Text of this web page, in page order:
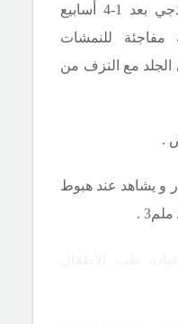
يتظاهر الأطفال بشكل نموذجي بعد 1-4 أسابيع
للنمشات
الجلد مع النزف من
.
و يشاهد عند هبوط